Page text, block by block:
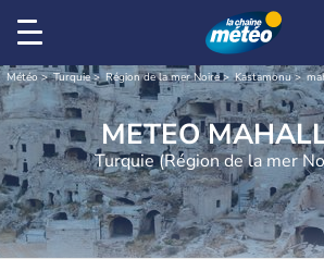
Météo Turquie Région de la mer Noire Kastamonu
METEO
Turquie (Région de la mer